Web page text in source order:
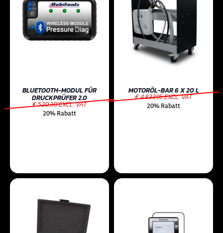
BLUETOOTH-MODUL FÜR
DRUCKPRÜFER 2.0
€ 520.30 EXCL. VAT
20% Rabatt
MOTORÖL-BAR 6 X 20 L
€ 4.83395 EXCL. VAT
20% Rabatt